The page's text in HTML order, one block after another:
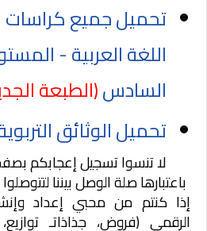
تحميل جميع كراسات
اللغة العربية -
السادس(الطبعة
تحميل الوثائق
لا تنسوا تسجيل إعجابكم
باعتبارها صلة الوصل بيننا
إذا كنتم من محبي إعداد
الرقمي (فروض، جذاذاتـ